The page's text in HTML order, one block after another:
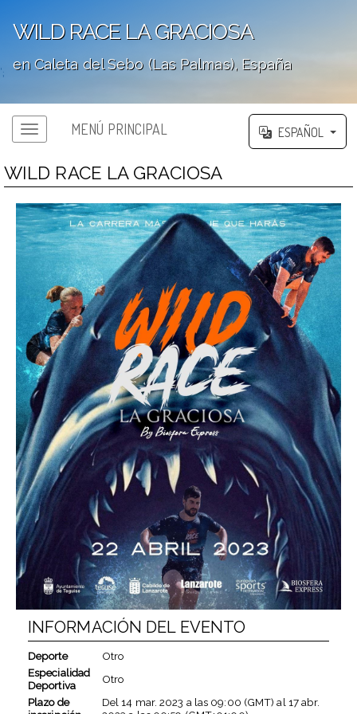
WILD RACE LA GRACIOSA
en Caleta del Sebo (Las Palmas), España
';
MENÚ PRINCIPAL ESPAÑOL
WILD RACE LA GRACIOSA
INFORMACIÓN DEL EVENTO
Deporte
Otro
Especialidad
Deportiva
Otro
Plazo de
Del14 mar. 2023 a las 09:00 (GMT) al17 abr.